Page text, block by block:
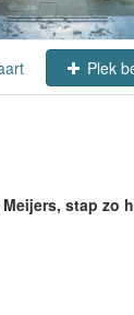
Plek
stap